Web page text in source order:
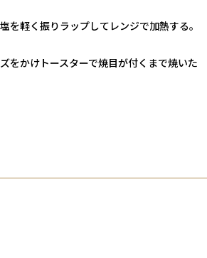
を軽く振りラップしてレンジで加熱する。
をかけトースターで焼目が付くまで焼いた